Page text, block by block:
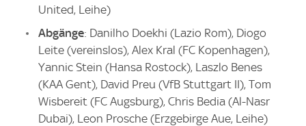
United, Leihe)
Abgänge: Danilho Doekhi (Lazio Rom), Diogo
Leite (vereinslos), Alex Kral (FC Kopenhagen),
Yannic Stein (Hansa Rostock), Laszlo Benes
(KAA Gent), David Preu (VfB Stuttgart II), Tom
Wisbereit (FC Augsburg), Chris Bedia (Al-Nasr
Dubai), Leon Prosche (Erzgebirge Aue, Leihe)